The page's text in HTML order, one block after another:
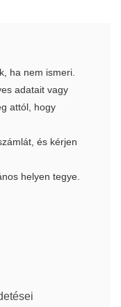
ha nem ismeri.
adatait vagy
attól, hogy
és kérjen
helyen tegye.